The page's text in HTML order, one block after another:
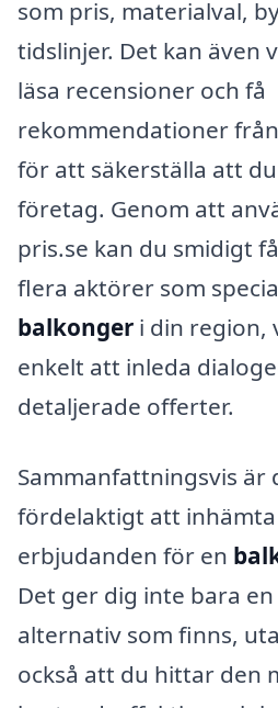
som pris, materialval,
tidslinjer. Det kan även
läsa recensioner och få
rekommendationer
för att säkerställa att
företag. Genom att
pris.se kan du smidigt
flera aktörer som
balkonger i din region,
enkelt att inleda
detaljerade offerter.
Sammanfattningsvis är
fördelaktigt att
erbjudanden för en
Det ger dig inte bara
alternativ som finns,
också att du hittar den